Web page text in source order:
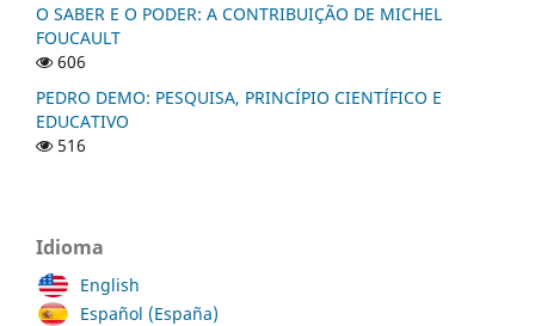
O SABER E O PODER: A CONTRIBUIÇÃO DE MICHEL
FOUCAULT
606
PEDRO DEMO: PESQUISA, PRINCÍPIO CIENTÍFICO E
EDUCATIVO
516
Idioma
English
Español (España)